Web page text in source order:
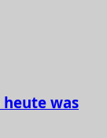
heute was